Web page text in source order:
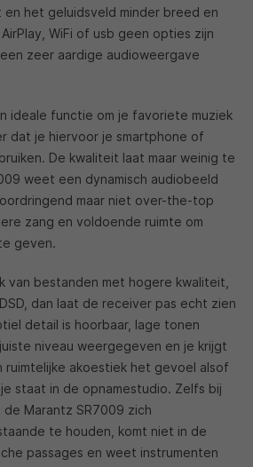
en het geluidsveld minder breed en
WiFi of usb geen opties zijn
zeer aardige audioweergave
ideale functie om je favoriete muziek
dat je hiervoor je smartphone of
De kwaliteit laat maar weinig te
weet een dynamisch audiobeeld
maar niet over-the-top
zang en voldoende ruimte om
geven.
van bestanden met hogere kwaliteit,
dan laat de receiver pas echt zien
detail is hoorbaar, lage tonen
niveau weergegeven en je krijgt
ruimtelijke akoestiek het gevoel alsof
staat in de opnamestudio. Zelfs bij
Marantz SR7009 zich
te houden, komt niet in de
passages en weet instrumenten